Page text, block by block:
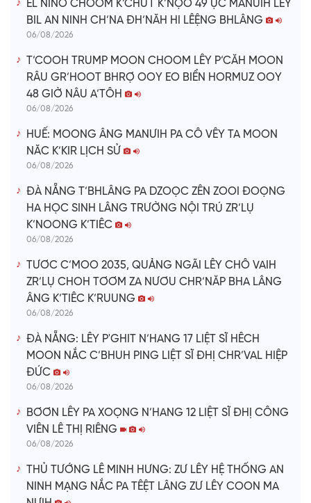
EL NINO CHOOM K’CHƯT K’NỌO 49 ỰC MANƯIH LÊY
BIL AN NINH CH’NA ĐH’NĂH HI LÊỆNG BHLÂNG
06/08/2026
T’COOH TRUMP MOON CHOOM LÊY P’CĂH MOON
RÂU GR’HOOT BHRỢ OOY EO BIỂN HORMUZ OOY
48 GIỜ NÂU A’TÔH
06/08/2026
HUẾ: MOONG ÂNG MANƯIH PA CÔ VÊY TA MOON
NĂC K’KIR LỊCH SỬ
06/08/2026
ĐÀ NẴNG T’BHLÂNG PA DZOỌC ZÊN ZOOI ĐOỌNG
HA HỌC SINH LÂNG TRƯỜNG NỘI TRÚ ZR’LỤ
K’NOONG K’TIÊC
06/08/2026
TƯƠC C’MOO 2035, QUẢNG NGÃI LÊY CHÔ VAIH
ZR’LỤ CHOH TƠƠM ZA NƯƠU CHR’NĂP BHA LÂNG
ÂNG K’TIÊC K’RUUNG
06/08/2026
ĐÀ NẴNG: LÊY P'GHIT N’HANG 17 LIỆT SĨ HÊCH
MOON NẮC C’BHUH PING LIỆT SĨ ĐHỊ CHR’VAL HIỆP
ĐỨC
06/08/2026
BƠƠN LÊY PA XOỌNG N’HANG 12 LIỆT SĨ ĐHỊ CÔNG
VIÊN LÊ THỊ RIÊNG
06/08/2026
THỦ TƯỚNG LÊ MINH HƯNG: ZƯ LÊY HỆ THỐNG AN
NINH MẠNG NẮC PA TÊỆT LÂNG ZƯ LÊY COON MA